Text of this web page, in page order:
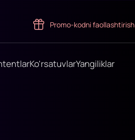
Promo-kodni faollashtirish
Ko'rsatuvlarYangiliklar